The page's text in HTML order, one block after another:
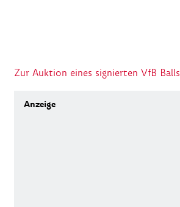
Zur Auktion eines signierten VfB Balls